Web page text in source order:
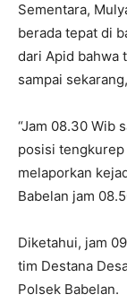
Sementara,
berada tepat di
dari Apid bahwa
sampai
“Jam 08.30 Wib
posisi tengkurep
melaporkan
Babelan jam
Diketahui, jam
tim Destana
Polsek Babelan.